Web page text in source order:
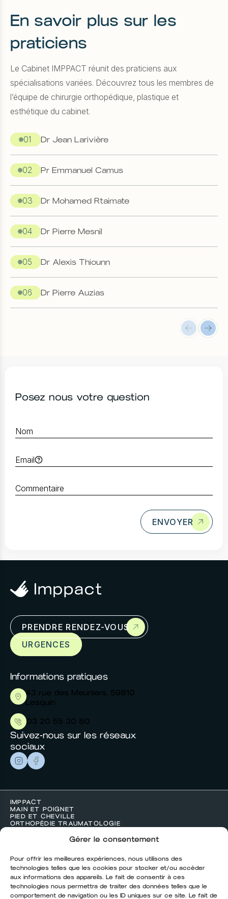
Gérer le consentement
Pour offrir les meilleures expériences, nous utilisons des
technologies telles que les cookies pour stocker et/ou accéder
aux informations des appareils. Le fait de consentir à ces
technologies nous permettra de traiter des données telles que le
comportement de navigation ou les ID uniques sur ce site. Le fait de
En savoir plus sur les
praticiens
Le Cabinet IMPPACT réunit des praticiens aux
spécialisations variées. Découvrez tous les membres de
l’équipe de chirurgie orthopédique, plastique et
esthétique du cabinet.
01 Dr Jean Larivière
02 Pr Emmanuel Camus
03 Dr Mohamed Rtaimate
04 Dr Pierre Mesnil
05 Dr Alexis Thiounn
06 Dr Pierre Auzias
Posez nous votre question
ENVOYER
Prendre rendez-
Cras mollis diam et id. Tincidunt imperdiet
mauris volutpat aliquet turpis sed.
PRENDRE RENDEZ-VOUS
URGENCES
Informations pratiques
43 rue des Meuniers, 59810
Lesquin
03 20 55 30 80
Suivez-nous sur les réseaux
sociaux
IMPPACT
MAIN ET POIGNET
PIED ET CHEVILLE
ORTHOPÉDIE TRAUMATOLOGIE